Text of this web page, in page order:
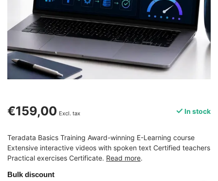
€159,00 Excl. tax In stock
Teradata Basics Training Award-winning E-Learning course
Extensive interactive videos with spoken text Certified teachers
Practical exercises Certificate. Read more.
Bulk discount